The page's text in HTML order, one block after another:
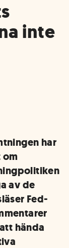
inte
har
om
av de
Fed-
hända